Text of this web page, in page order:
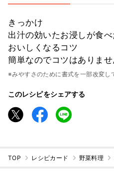
きっかけ
出汁の効いたお浸しが食べ
おいしくなるコツ
簡単なのでコツはありませ
※みやすさのために書式を一部改変し
このレシピをシェアする
TOP レシピカード 野菜料理